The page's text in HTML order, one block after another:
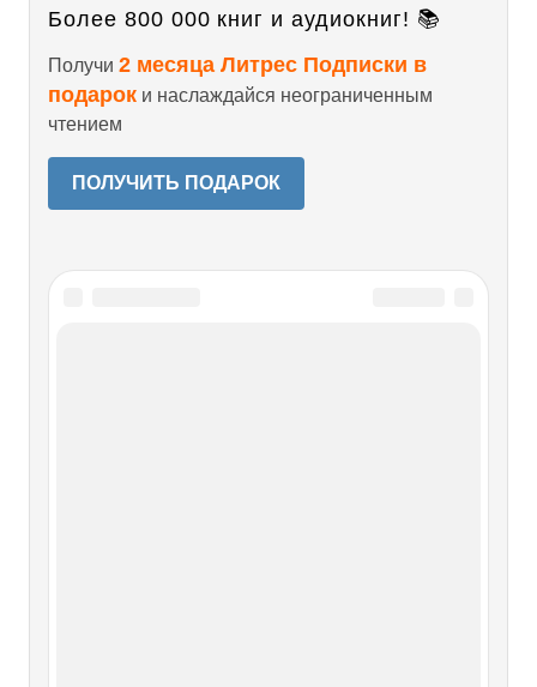
Более 800 000 книг и аудиокниг! 📚
Получи 2 месяца Литрес Подписки в
подарок и наслаждайся неограниченным
чтением
ПОЛУЧИТЬ ПОДАРОК